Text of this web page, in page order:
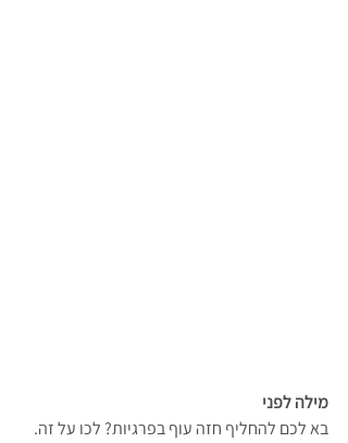
מילה לפני
בא לכם להחליף חזה עוף בפרגיות? לכו על זה.